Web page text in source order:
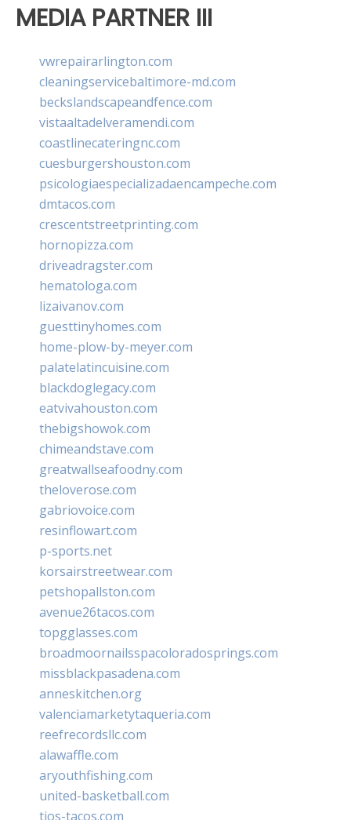
MEDIA PARTNER III
vwrepairarlington.com
cleaningservicebaltimore-md.com
beckslandscapeandfence.com
vistaaltadelveramendi.com
coastlinecateringnc.com
cuesburgershouston.com
psicologiaespecializadaencampeche.com
dmtacos.com
crescentstreetprinting.com
hornopizza.com
driveadragster.com
hematologa.com
lizaivanov.com
guesttinyhomes.com
home-plow-by-meyer.com
palatelatincuisine.com
blackdoglegacy.com
eatvivahouston.com
thebigshowok.com
chimeandstave.com
greatwallseafoodny.com
theloverose.com
gabriovoice.com
resinflowart.com
p-sports.net
korsairstreetwear.com
petshopallston.com
avenue26tacos.com
topgglasses.com
broadmoornailsspacoloradosprings.com
missblackpasadena.com
anneskitchen.org
valenciamarketytaqueria.com
reefrecordsllc.com
alawaffle.com
aryouthfishing.com
united-basketball.com
tios-tacos.com